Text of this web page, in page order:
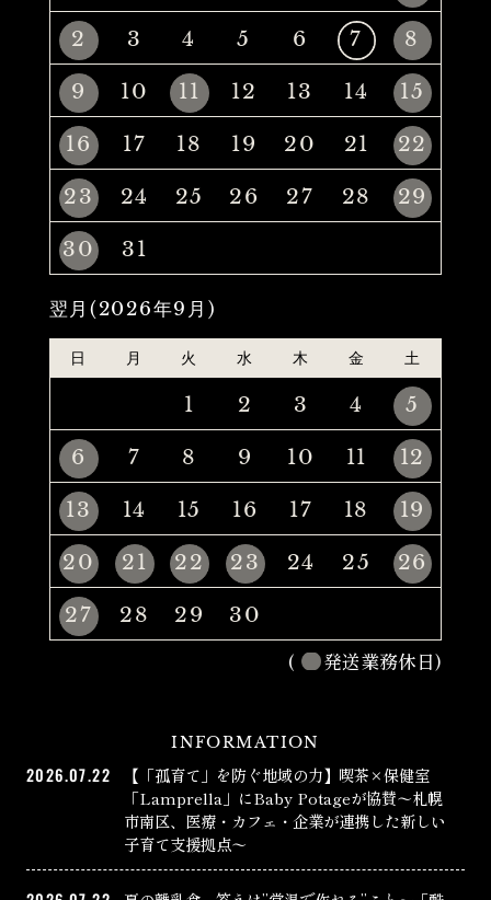
2
3 4 5 6 7
8
9
10 11 12 13 14
15
16
17 18 19 20 21
22
23
24 25 26 27 28
29
30
31
翌月(2026年9月)
日 月 火 水 木 金 土
1 2 3 4
5
6
7 8 9 10 11
12
13
14 15 16 17 18
19
20
21 22 23 24 25
26
27
28 29
30
(
発送業務休日)
INFORMATION
2026.07.22
【「孤育て」を防ぐ地域の力】喫茶×保健室
「Lamprella」にBaby Potageが協賛〜札幌
市南区、医療・カフェ・企業が連携した新しい
子育て支援拠点〜